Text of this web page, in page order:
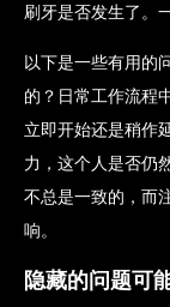
刷牙是否发生了。
以下是一些有用的
的？日常工作流程
立即开始还是稍作
力，这个人是否仍
不总是一致的，而
响。
隐藏的问题可